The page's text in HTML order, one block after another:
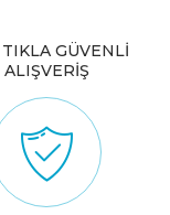
GÜVENLİ
ALIŞVERİŞ